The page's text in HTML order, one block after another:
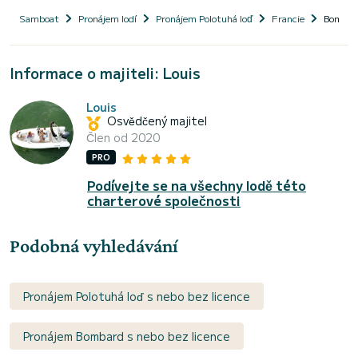
Samboat Pronájem lodí Pronájem Polotuhá loď Francie
Informace o majiteli: Louis
Louis
Osvědčený majitel
Člen od 2020
PRO
Podívejte se na všechny lodě této
charterové společnosti
Podobná vyhledávání
Pronájem Polotuhá loď s nebo bez licence
Pronájem Bombard s nebo bez licence